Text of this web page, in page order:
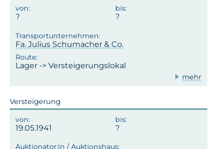
Fa. Julius Schumacher & Co.
Lager -> Versteigerungslokal
mehr
Versteigerung
19.05.1941